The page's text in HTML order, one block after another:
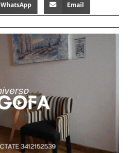
WhatsApp Email